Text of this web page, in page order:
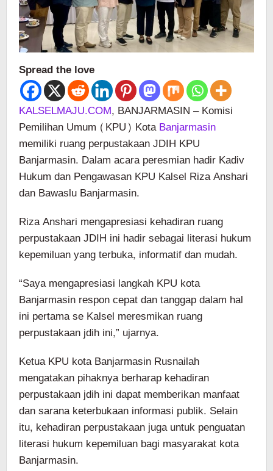
Spread the love
KALSELMAJU.COM, BANJARMASIN – Komisi
Pemilihan Umum (KPU) KotaBanjarmasin
memiliki ruang perpustakaan JDIH KPU
Banjarmasin. Dalam acara peresmian hadir Kadiv
Hukum dan Pengawasan KPU Kalsel Riza Anshari
dan Bawaslu Banjarmasin.
Riza Anshari mengapresiasi kehadiran ruang
perpustakaan JDIH ini hadir sebagai literasi hukum
kepemiluan yang terbuka, informatif dan mudah.
“Saya mengapresiasi langkah KPU kota
Banjarmasin respon cepat dan tanggap dalam hal
ini pertama se Kalsel meresmikan ruang
perpustakaan jdih ini,” ujarnya.
Ketua KPU kota Banjarmasin Rusnailah
mengatakan pihaknya berharap kehadiran
perpustakaan jdih ini dapat memberikan manfaat
dan sarana keterbukaan informasi publik. Selain
itu, kehadiran perpustakaan juga untuk penguatan
literasi hukum kepemiluan bagi masyarakat kota
Banjarmasin.